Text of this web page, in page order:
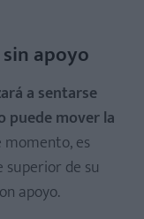
apoyo
a sentarse
puede mover la
momento, es
superior de su
apoyo.